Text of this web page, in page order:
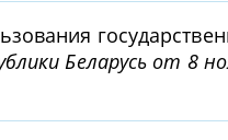
Беларусь от 8